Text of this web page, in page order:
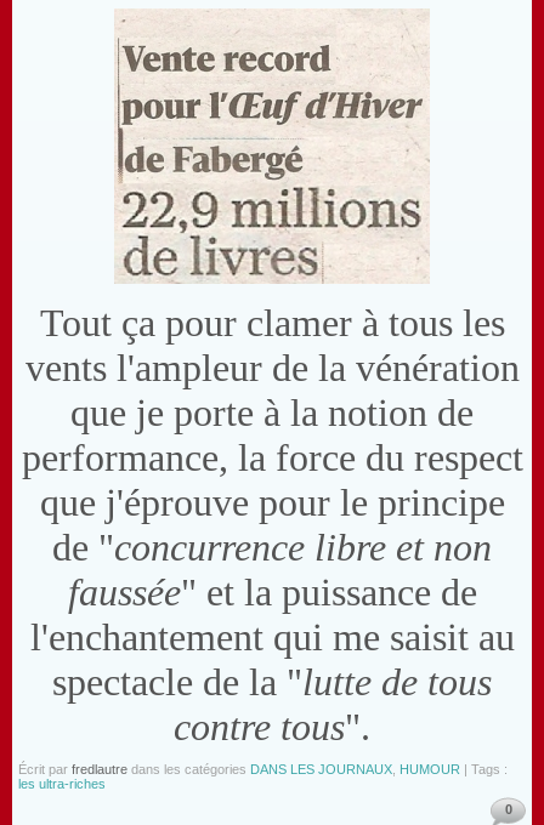
Tout ça pour clamer à tous les
vents l'ampleur de la vénération
que je porte à la notion de
performance, la force du respect
que j'éprouve pour le principe
de "concurrence libre et non
faussée" et la puissance de
l'enchantement qui me saisit au
spectacle de la "lutte de tous
contre tous".
Écrit par fredlautre dans les catégories DANS LES JOURNAUX HUMOUR | Tags :
les ultra-riches
0